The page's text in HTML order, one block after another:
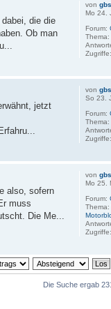
von
Mo 24.
Forum:
die die
Ob man
von
So 23.
Forum:
jetzt
von
Mo 25.
Forum:
also, sofern
muss
Die Me...
Die Suche ergab